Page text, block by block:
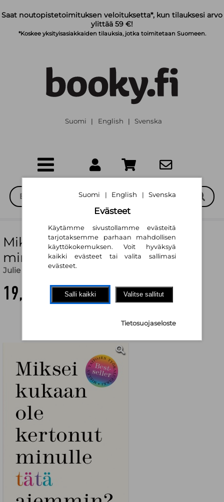
Saat noutopistetoimituksen veloituksetta*, kun tilauksesi arvo
ylittää 59 €!
*Koskee yksityisasiakkaiden tilauksia, jotka toimitetaan Suomeen.
Suomi | English | Svenska
Miksei kukaan ole kertonut
minulle tätä aiemmin?
Julie Smith ,Susanna Hirvikorpi (käänt.)
19,70 €
Suomi | English | Svenska
Evästeet
Käytämme sivustollamme evästeitä
tarjotaksemme parhaan mahdollisen
käyttökokemuksen. Voit hyväksyä
kaikki evästeet tai valita sallimasi
evästeet.
Salli kaikki Valitse sallitut
Tietosuojaseloste